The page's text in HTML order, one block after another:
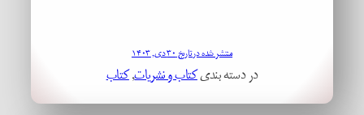
منتشر شده در تاریخ ۳۰ دی, ۱۴۰۳
در دسته بندیکتاب و نشریات, کتاب